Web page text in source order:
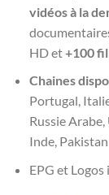
vidéos à la
HD et+100
Chaines
Portugal,
Russie
Inde, Pakistan
EPG et Logos